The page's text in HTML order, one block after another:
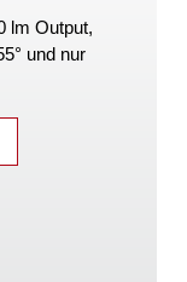
lm Output,
und nur